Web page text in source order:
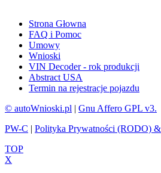
Strona Głowna
FAQ i Pomoc
Umowy
Wnioski
VIN Decoder - rok produkcji
Abstract USA
Termin na rejestracje pojazdu
© autoWnioski.pl | Gnu Affero GPL v3.
PW-C | Polityka Prywatności (RODO)
TOP
X